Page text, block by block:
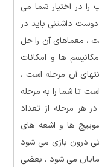
در اختیار شما می
دوست داشتنی باید در
، معماهای آن را حل
ها و امکانات
آن مرحله است ،
تا شما را به مرحله
در هر مرحله از تعداد
ها و اشعه های
درون بازی می شود
نمایان می شود . بعضی